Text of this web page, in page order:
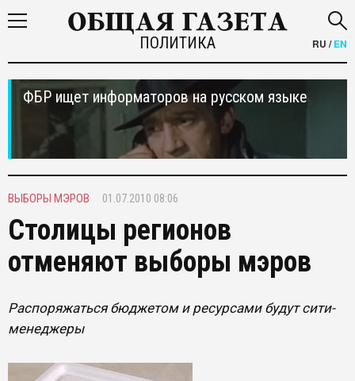
ПОЛИТИКА RU /EN
ФБР ищет информаторов на русском языке
ВЫБОРЫ МЭРОВ 01.07.2010 08:06
Столицы регионов
отменяют выборы мэров
Распоряжаться бюджетом и ресурсами будут сити-
менеджеры